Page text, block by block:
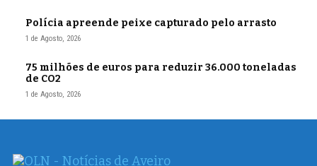
Polícia apreende peixe capturado pelo arrasto
1 de Agosto, 2026
75 milhões de euros para reduzir 36.000 toneladas
de CO2
1 de Agosto, 2026